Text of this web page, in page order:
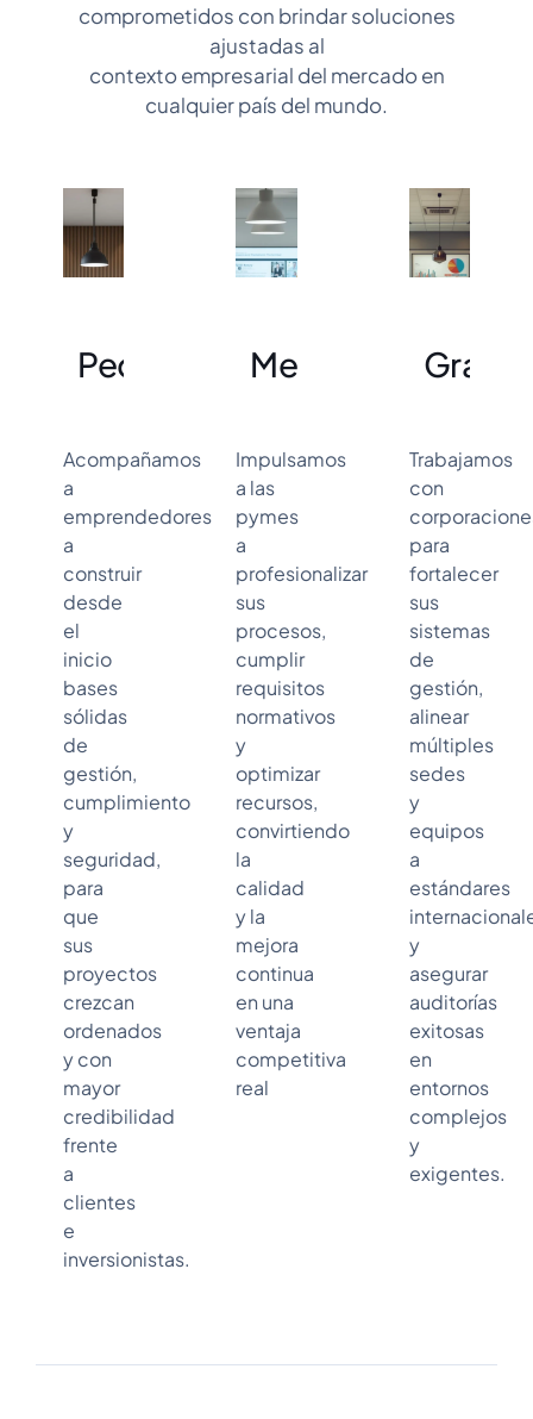
comprometidos con brindar soluciones
ajustadas al
contexto empresarial del mercado en
cualquier país del mundo.
Pequeñas
Acompañamos
a
emprendedores
a
construir
desde
el
inicio
bases
sólidas
de
gestión,
cumplimiento
y
seguridad,
para
que
sus
proyectos
crezcan
ordenados
y con
mayor
credibilidad
frente
a
clientes
e
inversionistas.
Medianas
Impulsamos
a las
pymes
a
profesionalizar
sus
procesos,
cumplir
requisitos
normativos
y
optimizar
recursos,
convirtiendo
la
calidad
y la
mejora
continua
en una
ventaja
competitiva
real
Trabajamos
con
para
fortalecer
sus
sistemas
de
gestión,
alinear
múltiples
sedes
y
equipos
a
estándares
y
asegurar
auditorías
exitosas
en
entornos
complejos
y
exigentes.